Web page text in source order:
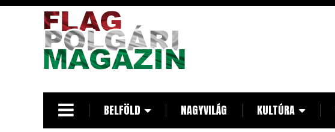
BELFÖLD NAGYVILÁG KULTÚRA